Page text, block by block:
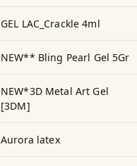
GEL LAC_Crackle 4ml
NEW** Bling Pearl Gel 5Gr
NEW*3D Metal Art Gel
[3DM]
Aurora latex